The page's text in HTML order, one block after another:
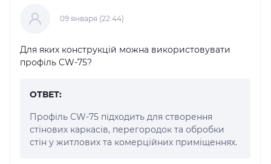
09 января (22:44)
Для яких конструкцій можна використовувати
профіль CW-75?
ОТВЕТ:
Профіль CW-75 підходить для створення
стінових каркасів, перегородок та обробки
стін у житлових та комерційних приміщеннях.